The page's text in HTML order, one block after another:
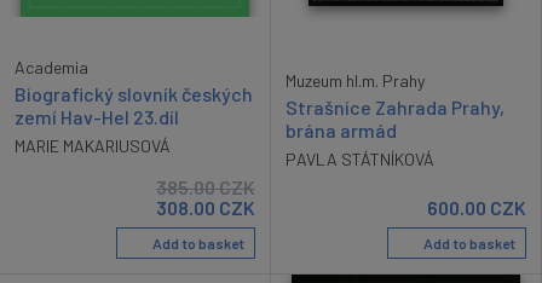
Academia
Biografický slovník českých
zemí Hav-Hel 23.díl
MARIE MAKARIUSOVÁ
385.00CZK
308.00 CZK
Add to basket
Muzeum hl.m. Prahy
Strašnice Zahrada Prahy,
brána armád
PAVLA STÁTNÍKOVÁ
600.00 CZK
Add to basket